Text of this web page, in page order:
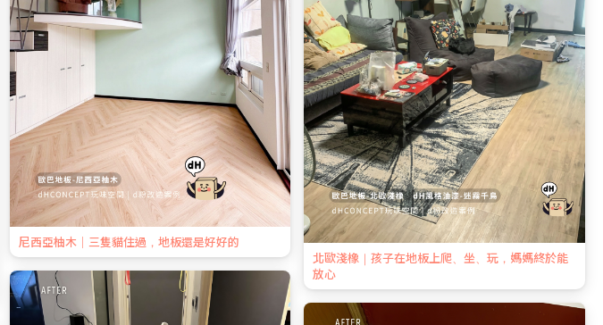
尼西亞柚木｜三隻貓住過，地板還是好好的
北歐淺橡｜孩子在地板上爬、坐、玩，媽媽終於能
放心